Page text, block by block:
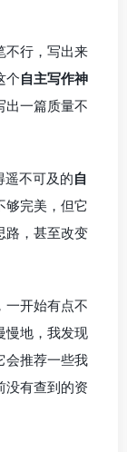
不行，写出来
个自主写作神
出一篇质量不
遥不可及的自
够完美，但它
路，甚至改变
一开始有点不
慢地，我发现
会推荐一些我
没有查到的资